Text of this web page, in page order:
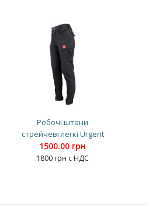
Робочі штани
стрейчеві легкі Urgent
1500.00 грн
1800 грн с НДС